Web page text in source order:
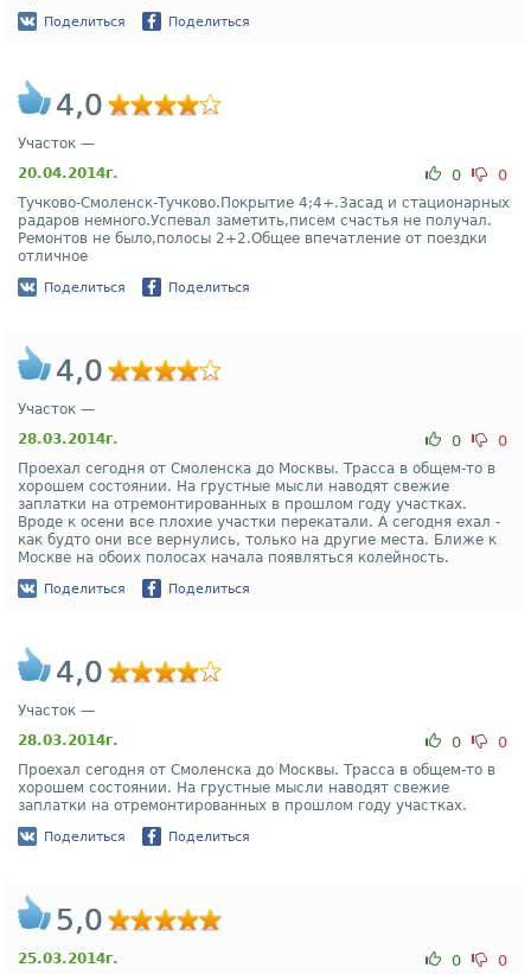
Поделиться Поделиться
4,0
Участок —
20.04.2014г.
0 0
Тучково-Смоленск-Тучково.Покрытие 4;4+.Засад и стационарных
радаров немного.Успевал заметить,писем счастья не получал.
Ремонтов не было,полосы 2+2.Общее впечатление от поездки
отличное
Поделиться Поделиться
4,0
Участок —
28.03.2014г.
0 0
Проехал сегодня от Смоленска до Москвы. Трасса в общем-то в
хорошем состоянии. На грустные мысли наводят свежие
заплатки на отремонтированных в прошлом году участках.
Вроде к осени все плохие участки перекатали. А сегодня ехал -
как будто они все вернулись, только на другие места. Ближе к
Москве на обоих полосах начала появляться колейность.
Поделиться Поделиться
4,0
Участок —
28.03.2014г.
0 0
Проехал сегодня от Смоленска до Москвы. Трасса в общем-то в
хорошем состоянии. На грустные мысли наводят свежие
заплатки на отремонтированных в прошлом году участках.
Поделиться Поделиться
5,0
25.03.2014г. 0 0